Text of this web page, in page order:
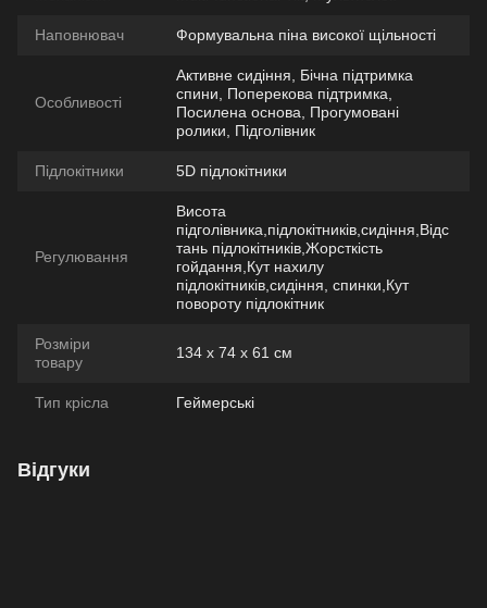
Наповнювач Формувальна піна високої щільності
Особливості
Активне сидіння, Бічна підтримка
спини, Поперекова підтримка,
Посилена основа, Прогумовані
ролики, Підголівник
Підлокітники 5D підлокітники
Регулювання
Висота
підголівника,підлокітників,сидіння,Відс
тань підлокітників,Жорсткість
гойдання,Кут нахилу
підлокітників,сидіння, спинки,Кут
повороту підлокітник
Розміри
товару
134 х 74 х 61 см
Тип крісла Геймерські
Відгуки